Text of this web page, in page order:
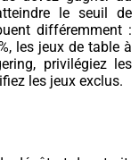
le seuil de
différemment :
les jeux de table à
privilégiez les
les jeux exclus.